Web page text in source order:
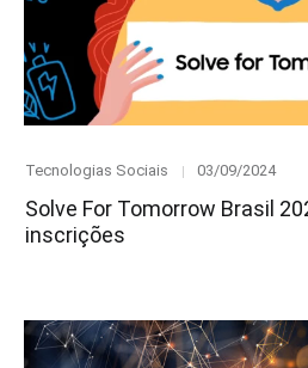
Category
Tecnologias Sociais
Posted
03/09/2024
Solve For Tomorrow Brasil
inscrições